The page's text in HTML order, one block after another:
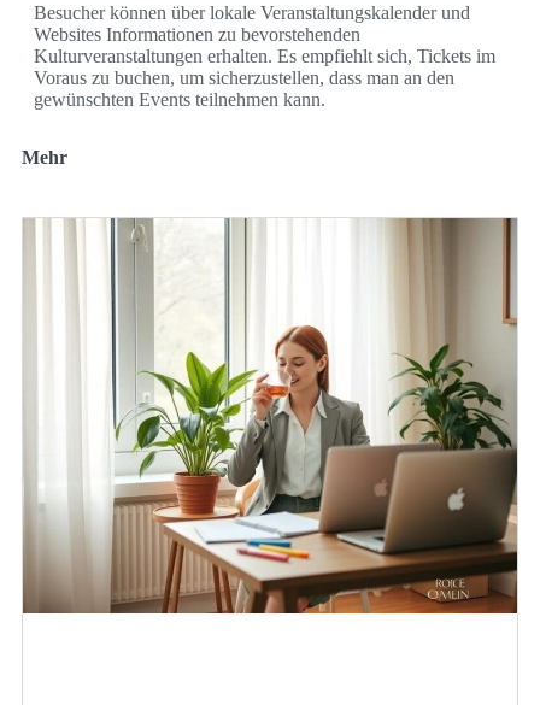
Besucher können über lokale Veranstaltungskalender und
Websites Informationen zu bevorstehenden
Kulturveranstaltungen erhalten. Es empfiehlt sich, Tickets im
Voraus zu buchen, um sicherzustellen, dass man an den
gewünschten Events teilnehmen kann.
Mehr